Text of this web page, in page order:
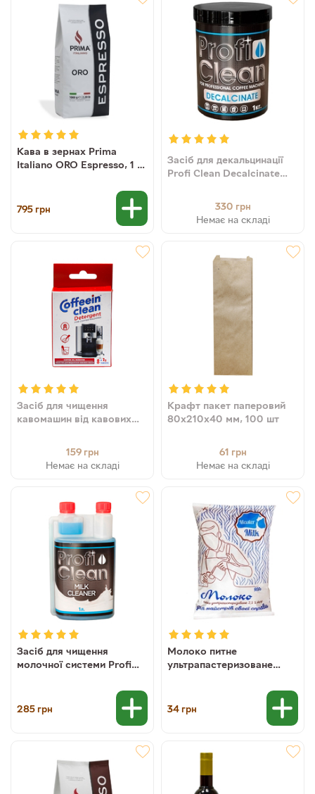
Кава в зернах Prima
Italiano ORO Espresso, 1 кг
795грн
Засіб для декальцинації
Profi Clean Decalcinate
330 грн
Немає на складі
Засіб для чищення
кавомашин від кавових
159 грн
Немає на складі
Крафт пакет паперовий
80х210х40 мм, 100 шт
61 грн
Немає на складі
Засіб для чищення
молочної системи Profi
285грн
Молоко питне
ультрапастеризоване
34грн